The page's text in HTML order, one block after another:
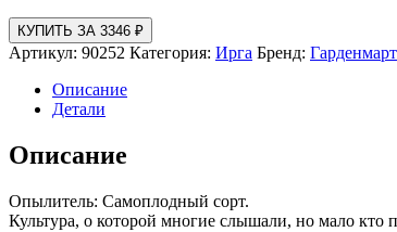
КУПИТЬ ЗА 3346 ₽
Артикул: 90252 Категория: Ирга Бренд: Гарденмарт
Описание
Детали
Описание
Опылитель: Самоплодный сорт.
Культура, о которой многие слышали, но мало